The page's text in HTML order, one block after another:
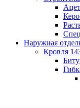
Наружная
Кровля